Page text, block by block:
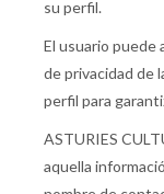
su perfil.
El usuario puede
de privacidad de
perfil para
ASTURIES
aquella